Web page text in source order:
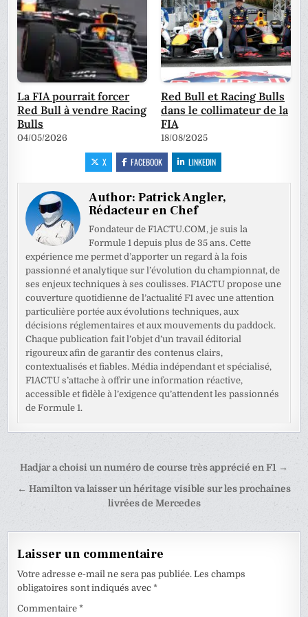
La FIA pourrait forcer
Red Bull à vendre Racing
Bulls
04/05/2026
Red Bull et Racing Bulls
dans le collimateur de la
FIA
18/08/2025
X FACEBOOK LINKEDIN
Author:Patrick Angler,
Rédacteur en Chef
Fondateur de F1ACTU.COM, je suis la
Formule 1 depuis plus de 35 ans. Cette
expérience me permet d’apporter un regard à la fois
passionné et analytique sur l’évolution du championnat, de
ses enjeux techniques à ses coulisses. F1ACTU propose une
couverture quotidienne de l’actualité F1 avec une attention
particulière portée aux évolutions techniques, aux
décisions réglementaires et aux mouvements du paddock.
Chaque publication fait l’objet d’un travail éditorial
rigoureux afin de garantir des contenus clairs,
contextualisés et fiables. Média indépendant et spécialisé,
F1ACTU s’attache à offrir une information réactive,
accessible et fidèle à l’exigence qu’attendent les passionnés
de Formule 1.
Navigation
de
Hadjar a choisi un numéro de course très apprécié en F1 →
← Hamilton va laisser un héritage visible sur les prochaines
livrées de Mercedes
Laisser un commentaire
Votre adresse e-mail ne sera pas publiée. Les champs
obligatoires sont indiqués avec*
Commentaire*